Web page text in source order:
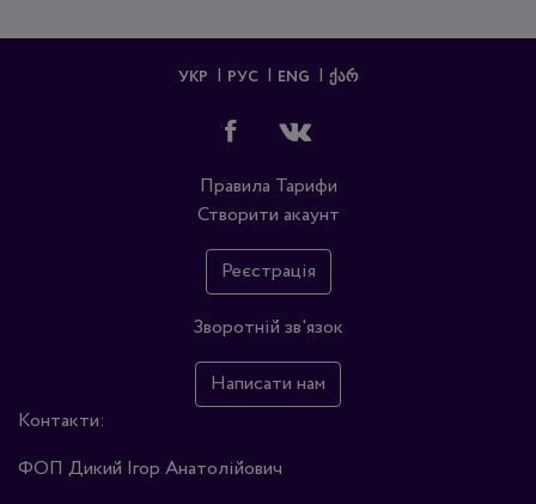
УКР РУС ENG ᲥᲐᲠ
Правила Тарифи
Створити акаунт
Реєстрація
Зворотній зв'язок
Написати нам
Контакти:
ФОП Дикий Ігор Анатолійович